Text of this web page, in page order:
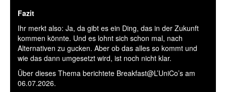
Fazit
Ihr merkt also: Ja, da gibt es ein Ding, das in der Zukunft
kommen könnte. Und es lohnt sich schon mal, nach
Alternativen zu gucken. Aber ob das alles so kommt und
wie das dann umgesetzt wird, ist noch nicht klar.
Über dieses Thema berichtete Breakfast@L’UniCo’s am
06.07.2026.